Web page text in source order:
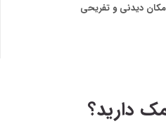
دارید؟